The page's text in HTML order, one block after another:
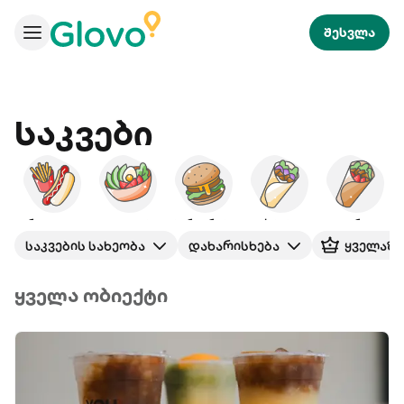
შესვლა
Საკვები
ბურგერები ქაბაბი შაურმა
საკვების სახეობა დახარისხება
ყველა ობიექტი